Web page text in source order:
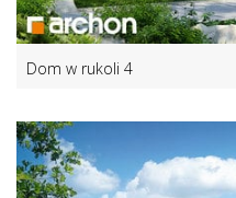
Dom w rukoli 4